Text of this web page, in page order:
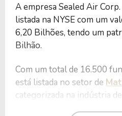
A empresa Sealed Air
listada na NYSE com um
6,20 Bilhões, tendo um
Bilhão.
Com um total de 16.500
está listada no setor de
categorizada na indústria de